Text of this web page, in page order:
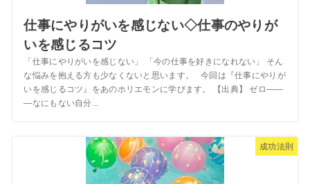
仕事にやりがいを感じない◇仕事のやりが
いを感じるコツ
「仕事にやりがいを感じない」 「今の仕事を好きになれない」 そん
な悩みを抱える方も少なくないと思います。 今回は『仕事にやりが
いを感じるコツ』をあのホリエモンに学びます。 【出典】 ゼロ――
―なにもない自分...
成功法則